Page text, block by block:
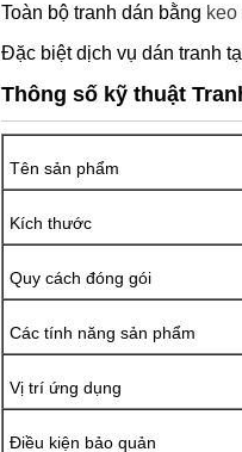
Toàn bộ tranh dán bằng
Đặc biệt dịch vụ dán tranh
Thông số kỹ thuật
Tên sản phẩm
Kích thước
Quy cách đóng gói
Các tính năng sản phẩm
Vị trí ứng dụng
Điều kiện bảo quản